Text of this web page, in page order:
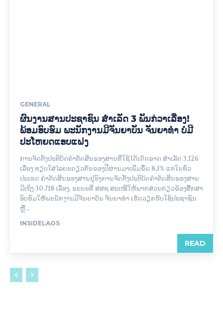
GENERAL
ຜົນງານສານປະຊາຊົນ ສຳເລັດ 3 ພັນກ່ວາເລື່ອງ!
ພ້ອມອົບຮົມ ພະນັກງານມີຈັນຍາບັນ ຈັນຍາທຳ ບໍ່ມີ
ປະໂຫຍດແອບແຝງ
ການຈັດຕັ້ງປະຕິບັດຄຳຕັດສິນຂອງສານທີ່ໃຊ້ໄດ້ເດັດຂາດ ສຳເລັດ 3.126
ເລື່ອງ ທຽບໃສ່ໄລຍະດຽວກັນຂອງປີຜ່ານມາເພີ່ມຂຶ້ນ 8,1% ແຕ່ໃນທົ່ວ
ປະເທດ ຄໍາຕັດສິນຂອງສານຢູ່ອົງການຈັດຕັ້ງປະຕິບັດຄຳຕັດສິນຂອງສານ
ມີເຖິງ 30.718 ເລື່ອງ, ຂະນະທີ່ ສສຊ ສະເໜີໃຫ້ພາກສ່ວນກ່ຽວຂ້ອງສຶຶກສາ
ອົບຮົມໃຫ້ພະນັກງານມີຈັນຍາບັນ ຈັນຍາທຳ ເຮັດວຽກຮັບໃຊ້ປະຊາຊົນ
ຫຼື...
INSIDELAOS
READ